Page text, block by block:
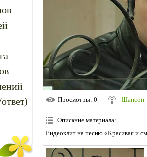
Просмотры: 0 Шансон
Описание материала:
Видеоклип на песню «Красивая и